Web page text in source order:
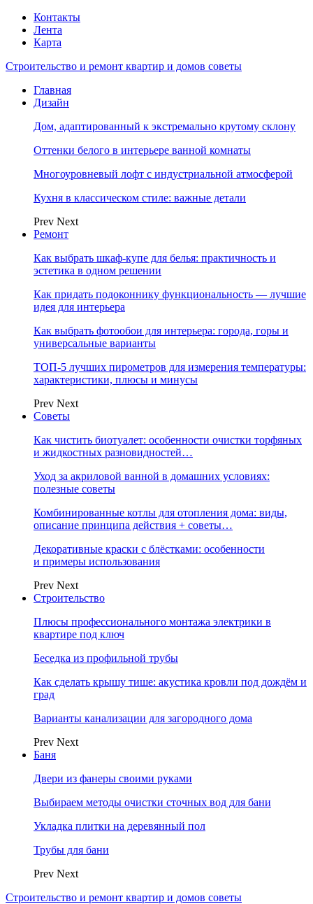
Контакты
Лента
Карта
Строительство и ремонт квартир и домов советы
Главная
Дизайн
Дом, адаптированный к экстремально крутому склону
Оттенки белого в интерьере ванной комнаты
Многоуровневый лофт с индустриальной атмосферой
Кухня в классическом стиле: важные детали
Prev Next
Ремонт
Как выбрать шкаф-купе для белья: практичность и
эстетика в одном решении
Как придать подоконнику функциональность — лучшие
идея для интерьера
Как выбрать фотообои для интерьера: города, горы и
универсальные варианты
ТОП-5 лучших пирометров для измерения температуры:
характеристики, плюсы и минусы
Prev Next
Советы
Как чистить биотуалет: особенности очистки торфяных
и жидкостных разновидностей…
Уход за акриловой ванной в домашних условиях:
полезные советы
Комбинированные котлы для отопления дома: виды,
описание принципа действия + советы…
Декоративные краски с блёстками: особенности
и примеры использования
Prev Next
Строительство
Плюсы профессионального монтажа электрики в
квартире под ключ
Беседка из профильной трубы
Как сделать крышу тише: акустика кровли под дождём и
град
Варианты канализации для загородного дома
Prev Next
Баня
Двери из фанеры своими руками
Выбираем методы очистки сточных вод для бани
Укладка плитки на деревянный пол
Трубы для бани
Prev Next
Строительство и ремонт квартир и домов советы